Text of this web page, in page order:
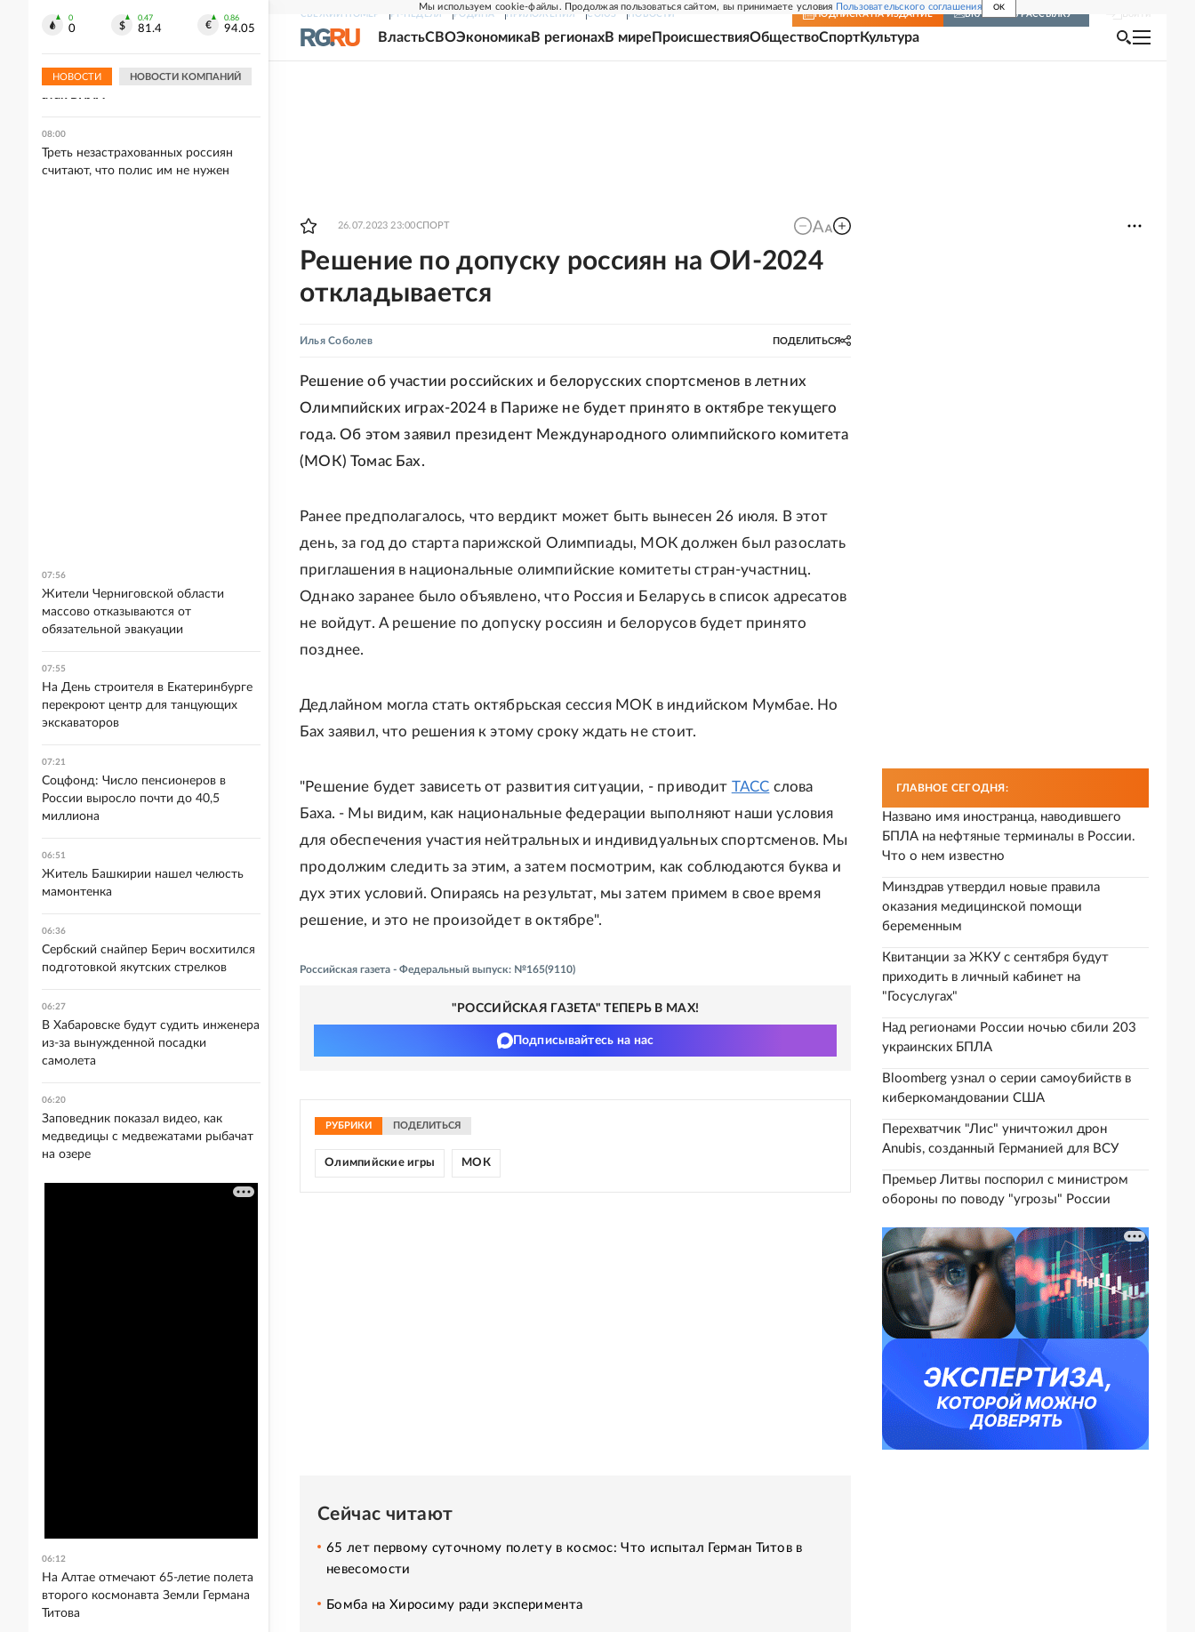
Мы используем cookie-файлы. Продолжая пользоваться сайтом, вы принимаете условия Пользовательского соглашения OK
СВЕЖИЙ НОМЕР РГ-НЕДЕЛЯ РОДИНА ПРИЛОЖЕНИЯ СОЮЗ НОВОСТИ ПОДПИСКА НА ИЗДАНИЕ ВКЛЮЧИТЬ РАССЫЛКУ
ВластьСВОЭкономикаВ регионахВ мире ПроисшествияОбществоСпортКультура
26.07.2023 23:00СПОРТ
Решение по допуску россиян на ОИ-2024
откладывается
Илья Соболев ПОДЕЛИТЬСЯ
Решение об участии российских и белорусских спортсменов в летних
Олимпийских играх-2024 в Париже не будет принято в октябре текущего
года. Об этом заявил президент Международного олимпийского комитета
(МОК) Томас Бах.
Ранее предполагалось, что вердикт может быть вынесен 26 июля. В этот
день, за год до старта парижской Олимпиады, МОК должен был разослать
приглашения в национальные олимпийские комитеты стран-участниц.
Однако заранее было объявлено, что Россия и Беларусь в список адресатов
не войдут. А решение по допуску россиян и белорусов будет принято
позднее.
Дедлайном могла стать октябрьская сессия МОК в индийском Мумбае. Но
Бах заявил, что решения к этому сроку ждать не стоит.
"Решение будет зависеть от развития ситуации, - приводит ТАСС слова
Баха. - Мы видим, как национальные федерации выполняют наши условия
для обеспечения участия нейтральных и индивидуальных спортсменов. Мы
продолжим следить за этим, а затем посмотрим, как соблюдаются буква и
дух этих условий. Опираясь на результат, мы затем примем в свое время
решение, и это не произойдет в октябре".
Российская газета - Федеральный выпуск: №165(9110)
"РОССИЙСКАЯ ГАЗЕТА" ТЕПЕРЬ В MAX!
Подписывайтесь на нас
РУБРИКИ ПОДЕЛИТЬСЯ
Олимпийские игры МОК
Сейчас читают
65 лет первому суточному полету в космос: Что испытал Герман Титов в
невесомости
Бомба на Хиросиму ради эксперимента
ГЛАВНОЕ СЕГОДНЯ:
Названо имя иностранца, наводившего
БПЛА на нефтяные терминалы в России.
Что о нем известно
Минздрав утвердил новые правила
оказания медицинской помощи
беременным
Квитанции за ЖКУ с сентября будут
приходить в личный кабинет на
"Госуслугах"
Над регионами России ночью сбили 203
украинских БПЛА
Bloomberg узнал о серии самоубийств в
киберкомандовании США
Перехватчик "Лис" уничтожил дрон
Anubis, созданный Германией для ВСУ
Премьер Литвы поспорил с министром
обороны по поводу "угрозы" России
0
0
0.47
81.4
0.86
94.05
НОВОСТИ НОВОСТИ КОМПАНИЙ
финансирования защиты трасс от
атак БПЛА
08:00
Треть незастрахованных россиян
считают, что полис им не нужен
07:56
Жители Черниговской области
массово отказываются от
обязательной эвакуации
07:55
На День строителя в Екатеринбурге
перекроют центр для танцующих
экскаваторов
07:21
Соцфонд: Число пенсионеров в
России выросло почти до 40,5
миллиона
06:51
Житель Башкирии нашел челюсть
мамонтенка
06:36
Сербский снайпер Берич восхитился
подготовкой якутских стрелков
06:27
В Хабаровске будут судить инженера
из-за вынужденной посадки
самолета
06:20
Заповедник показал видео, как
медведицы с медвежатами рыбачат
на озере
06:12
На Алтае отмечают 65-летие полета
второго космонавта Земли Германа
Титова